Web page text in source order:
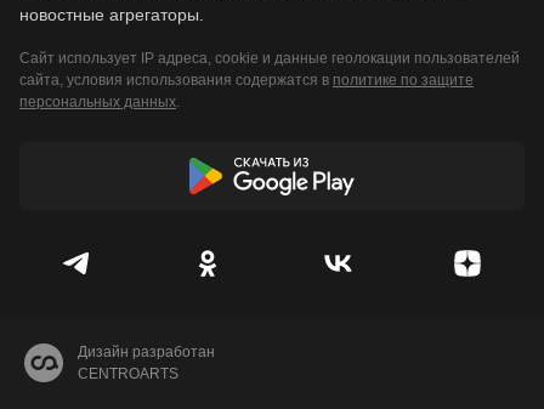
новостные агрегаторы.
Сайт использует IP адреса, cookie и данные геолокации пользователей
сайта, условия использования содержатся в политике по защите
персональных данных.
Дизайн разработан
CENTROARTS